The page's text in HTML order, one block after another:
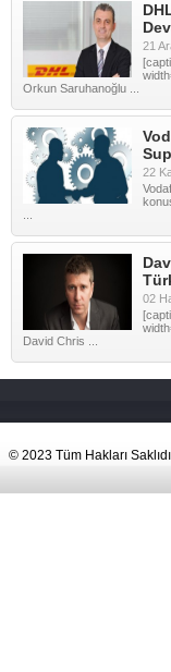
21
Orkun Saruhanoğlu ...
22
02
David Chris ...
© 2023 Tüm Hakları